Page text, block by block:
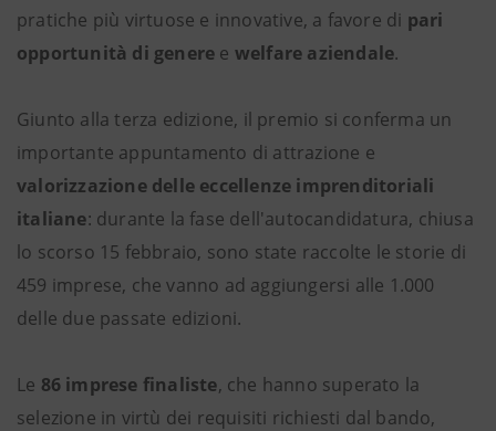
pratiche più virtuose e innovative, a favore di pari
opportunità di genere e welfare aziendale.
Giunto alla terza edizione, il premio si conferma un
importante appuntamento di attrazione e
valorizzazione delle eccellenze imprenditoriali
italiane: durante la fase dell'autocandidatura, chiusa
lo scorso 15 febbraio, sono state raccolte le storie di
459 imprese, che vanno ad aggiungersi alle 1.000
delle due passate edizioni.
Le 86 imprese finaliste, che hanno superato la
selezione in virtù dei requisiti richiesti dal bando,